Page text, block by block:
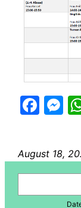
August 18,